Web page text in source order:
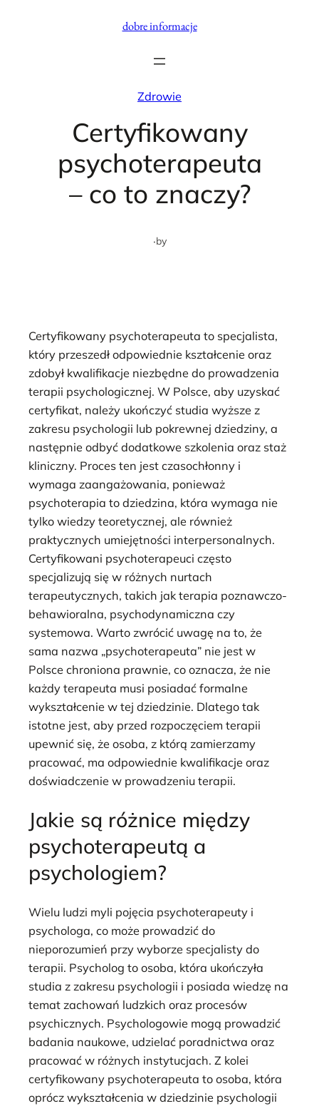
dobre informacje
Zdrowie
Certyfikowany
psychoterapeuta
– co to znaczy?
·by
Certyfikowany psychoterapeuta to specjalista,
który przeszedł odpowiednie kształcenie oraz
zdobył kwalifikacje niezbędne do prowadzenia
terapii psychologicznej. W Polsce, aby uzyskać
certyfikat, należy ukończyć studia wyższe z
zakresu psychologii lub pokrewnej dziedziny, a
następnie odbyć dodatkowe szkolenia oraz staż
kliniczny. Proces ten jest czasochłonny i
wymaga zaangażowania, ponieważ
psychoterapia to dziedzina, która wymaga nie
tylko wiedzy teoretycznej, ale również
praktycznych umiejętności interpersonalnych.
Certyfikowani psychoterapeuci często
specjalizują się w różnych nurtach
terapeutycznych, takich jak terapia poznawczo-
behawioralna, psychodynamiczna czy
systemowa. Warto zwrócić uwagę na to, że
sama nazwa „psychoterapeuta” nie jest w
Polsce chroniona prawnie, co oznacza, że nie
każdy terapeuta musi posiadać formalne
wykształcenie w tej dziedzinie. Dlatego tak
istotne jest, aby przed rozpoczęciem terapii
upewnić się, że osoba, z którą zamierzamy
pracować, ma odpowiednie kwalifikacje oraz
doświadczenie w prowadzeniu terapii.
Jakie są różnice między
psychoterapeutą a
psychologiem?
Wielu ludzi myli pojęcia psychoterapeuty i
psychologa, co może prowadzić do
nieporozumień przy wyborze specjalisty do
terapii. Psycholog to osoba, która ukończyła
studia z zakresu psychologii i posiada wiedzę na
temat zachowań ludzkich oraz procesów
psychicznych. Psychologowie mogą prowadzić
badania naukowe, udzielać poradnictwa oraz
pracować w różnych instytucjach. Z kolei
certyfikowany psychoterapeuta to osoba, która
oprócz wykształcenia w dziedzinie psychologii